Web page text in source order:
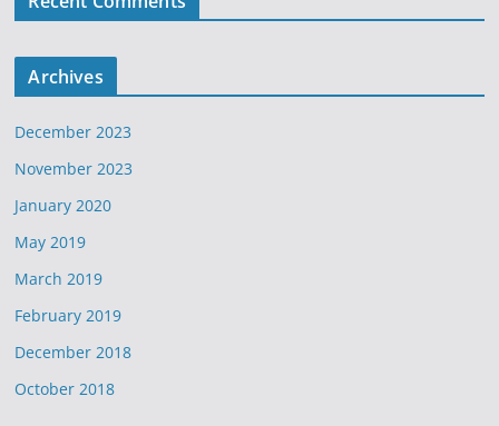
Archives
December 2023
November 2023
January 2020
May 2019
March 2019
February 2019
December 2018
October 2018